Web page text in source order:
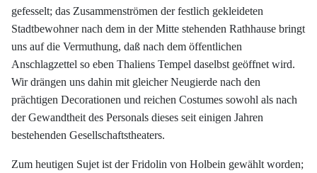
gefesselt; das Zusammenströmen der festlich gekleideten
Stadtbewohner nach dem in der Mitte stehenden Rathhause bringt
uns auf die Vermuthung, daß nach dem öffentlichen
Anschlagzettel so eben Thaliens Tempel daselbst geöffnet wird.
Wir drängen uns dahin mit gleicher Neugierde nach den
prächtigen Decorationen und reichen Costumes sowohl als nach
der Gewandtheit des Personals dieses seit einigen Jahren
bestehenden Gesellschaftstheaters.
Zum heutigen Sujet ist der Fridolin von Holbein gewählt worden;